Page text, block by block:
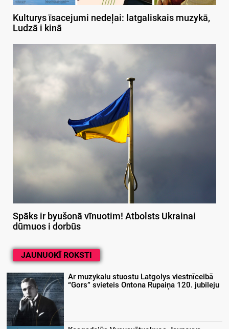
Kulturys īsacejumi nedeļai: latgaliskais muzykā,
Ludzā i kinā
Spāks ir byušonā vīnuotim! Atbolsts Ukrainai
dūmuos i dorbūs
JAUNUOKĪ ROKSTI
Ar muzykalu stuostu Latgolys viestnīceibā
“Gors” svieteis Ontona Rupaiņa 120. jubileju